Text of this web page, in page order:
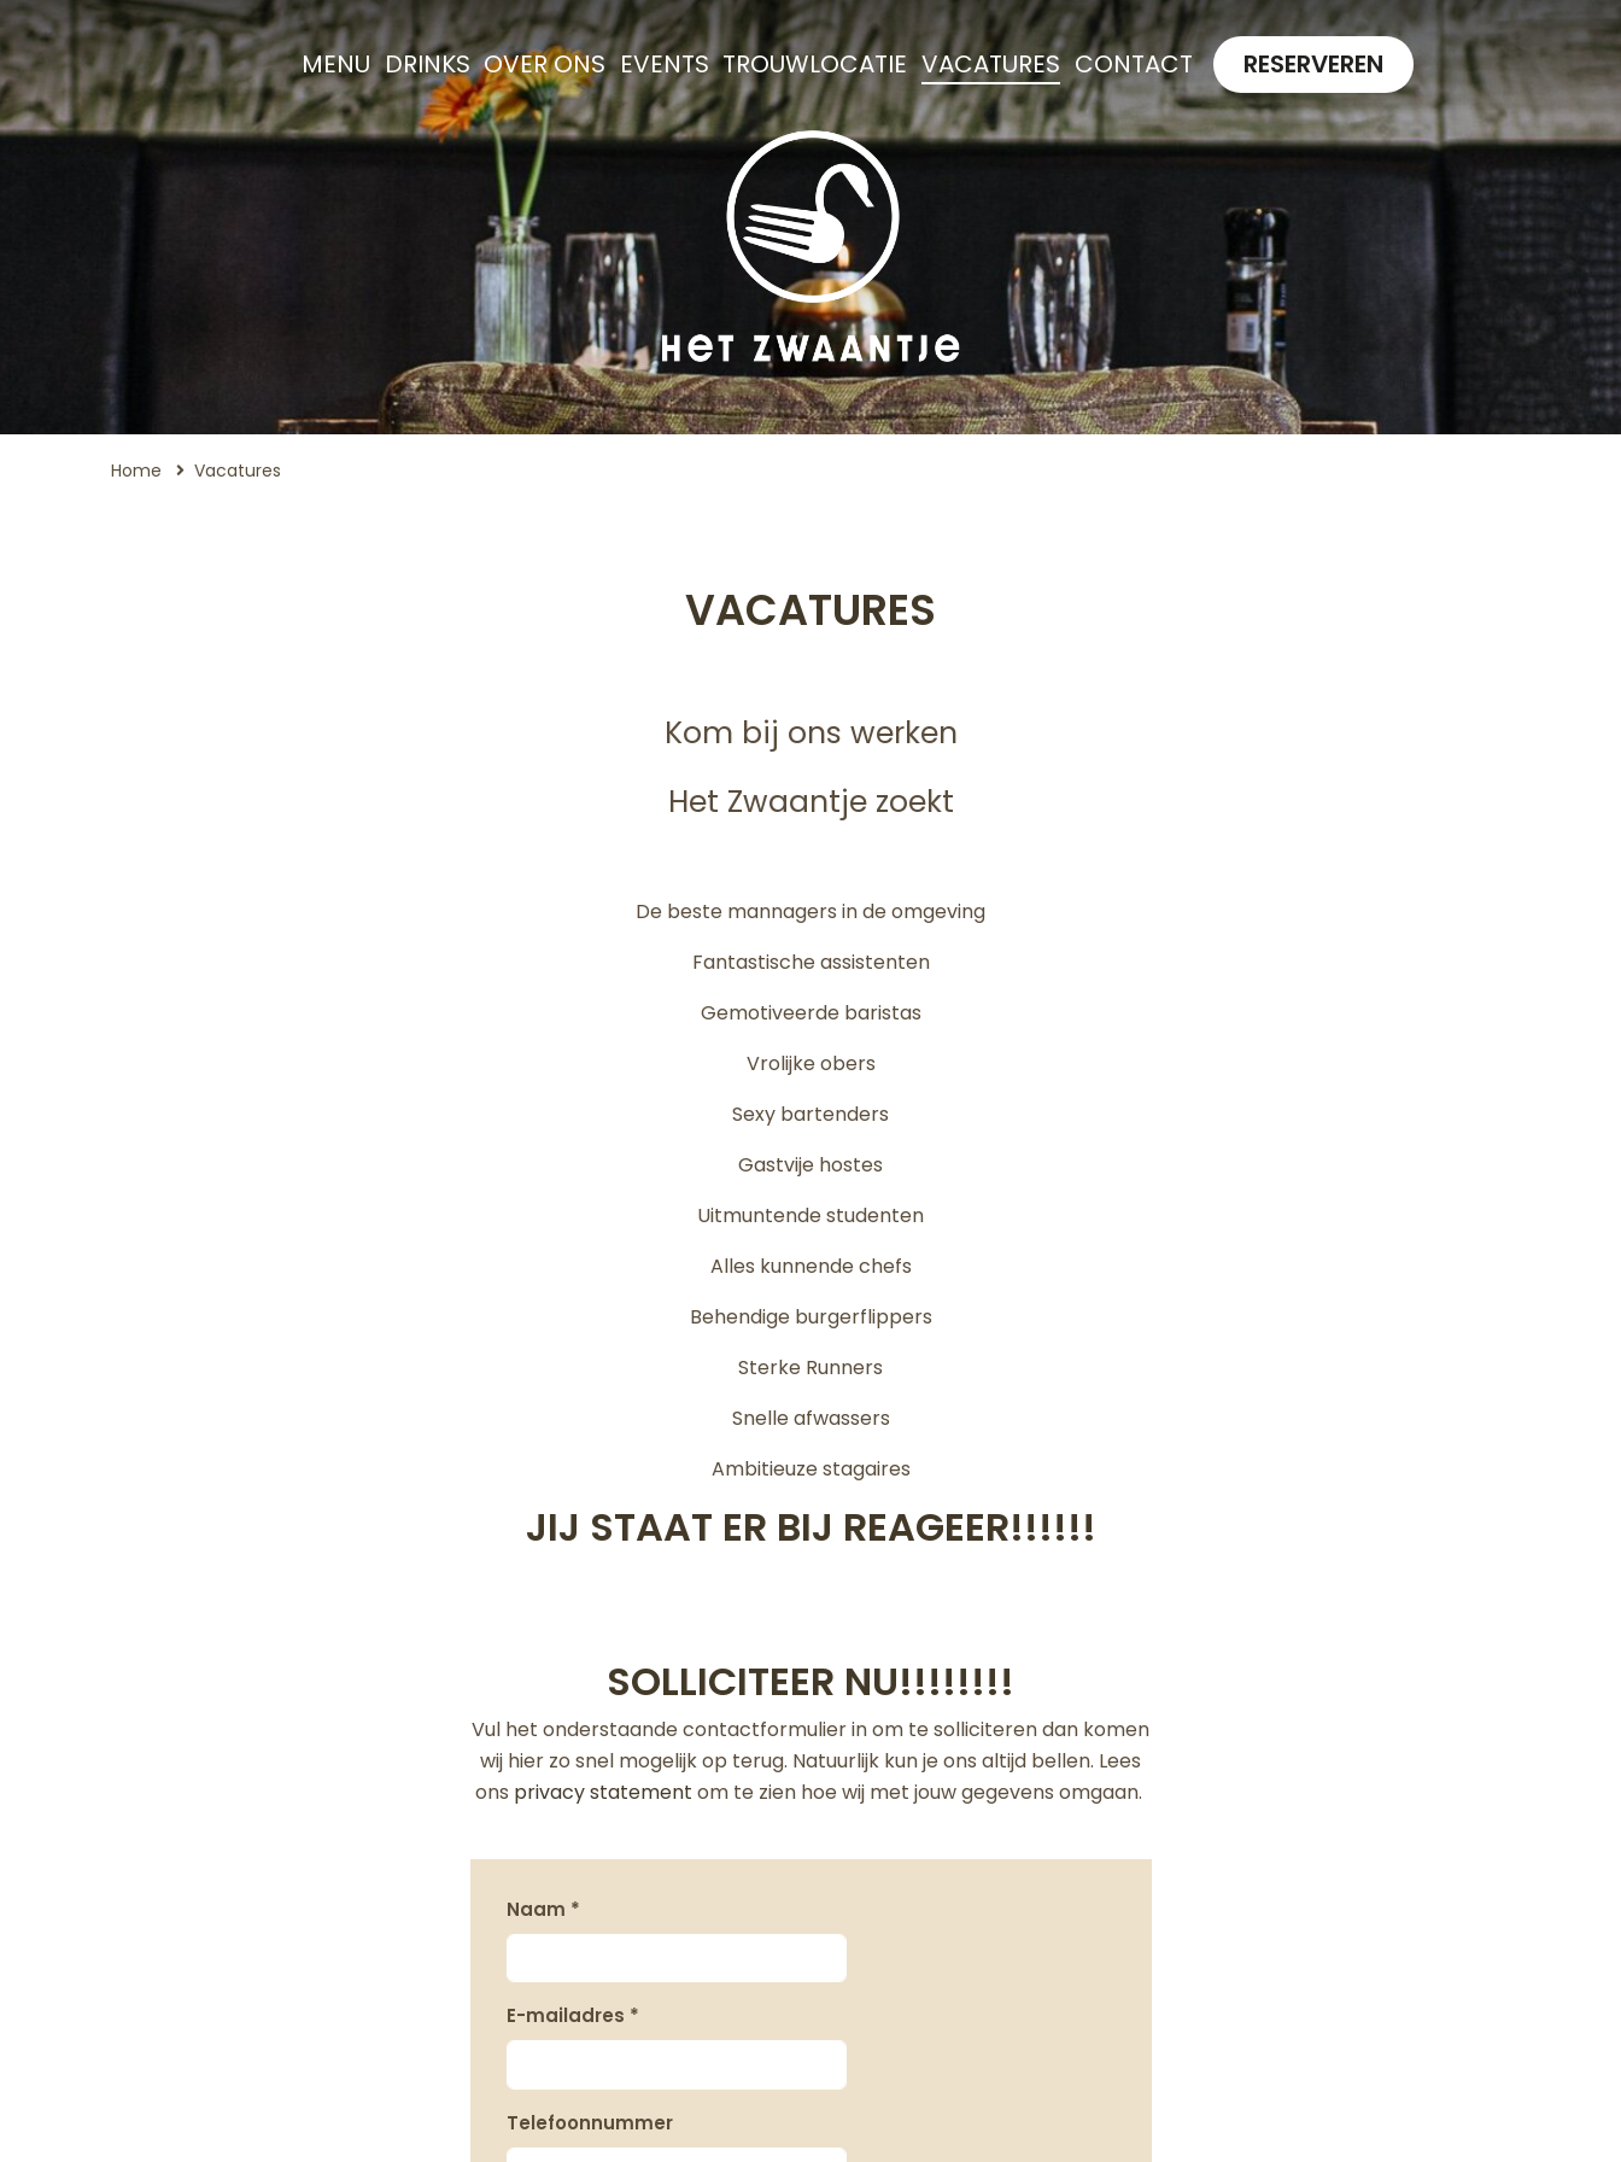
MENU DRINKS OVER ONS EVENTS TROUWLOCATIE VACATURES CONTACT RESERVEREN
Home Vacatures
VACATURES
Kom bij ons werken
Het Zwaantje zoekt
De beste mannagers in de omgeving
Fantastische assistenten
Gemotiveerde baristas
Vrolijke obers
Sexy bartenders
Gastvije hostes
Uitmuntende studenten
Alles kunnende chefs
Behendige burgerflippers
Sterke Runners
Snelle afwassers
Ambitieuze stagaires
JIJ STAAT ER BIJ REAGEER!!!!!!
SOLLICITEER NU!!!!!!!!
Vul het onderstaande contactformulier in om te solliciteren dan komen
wij hier zo snel mogelijk op terug. Natuurlijk kun je ons altijd bellen. Lees
ons privacy statement om te zien hoe wij met jouw gegevens omgaan.
Naam *
E-mailadres *
Telefoonnummer